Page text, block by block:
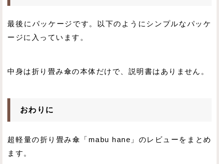
最後にパッケージです。以下のようにシンプルなパッケ
ージに入っています。
中身は折り畳み傘の本体だけで、説明書はありません。
おわりに
超軽量の折り畳み傘「mabu hane」のレビューをまとめ
ます。